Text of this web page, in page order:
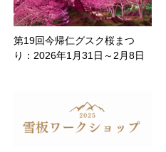
第19回今帰仁グスク桜まつ
り：2026年1月31日～2月8日